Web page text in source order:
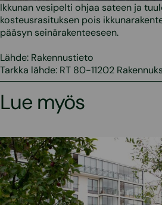
Ikkunan vesipelti ohjaa sateen ja
kosteusrasituksen pois
pääsyn seinärakenteeseen.
Lähde: Rakennustieto
Tarkka lähde: RT 80-11202
Lue myös